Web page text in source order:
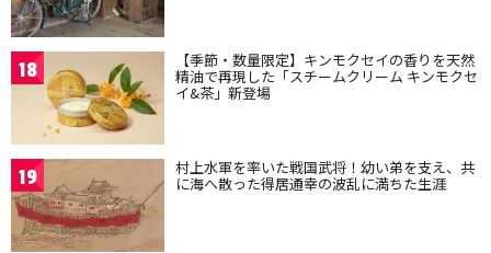
18 【季節・数量限定】キンモクセイの香りを天然
精油で再現した「スチームクリーム キンモクセ
イ&茶」新登場
19 村上水軍を率いた戦国武将！幼い弟を支え、共
に海へ散った得居通幸の波乱に満ちた生涯